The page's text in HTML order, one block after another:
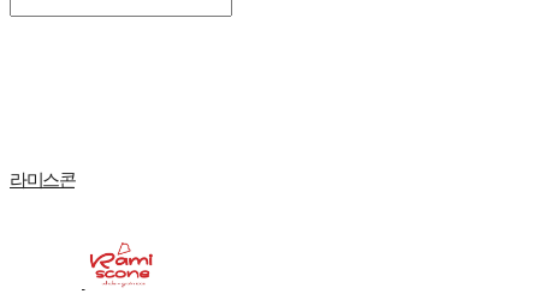
라미스콘